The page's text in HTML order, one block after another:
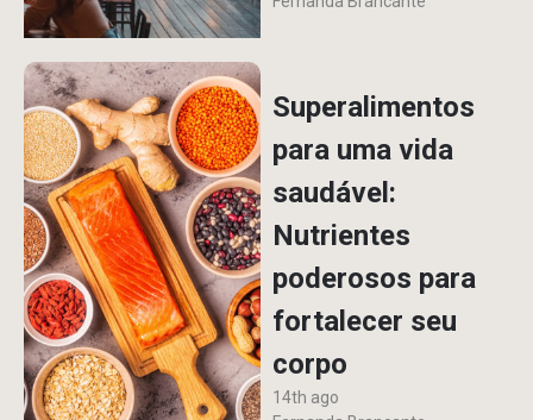
Superalimentos
para uma vida
saudável:
Nutrientes
poderosos para
fortalecer seu
corpo
14th ago